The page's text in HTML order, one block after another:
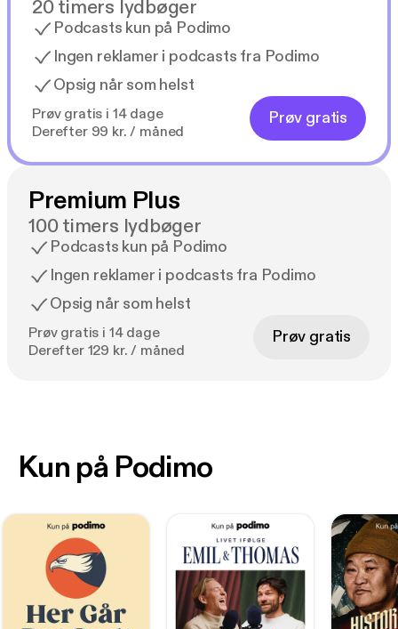
20 timers lydbøger
Podcasts kun på Podimo
Ingen reklamer i podcasts fra Podimo
Opsig når som helst
Prøv gratis i 14 dage
Derefter 99 kr. / måned
Prøv gratis
Premium Plus
100 timers lydbøger
Podcasts kun på Podimo
Ingen reklamer i podcasts fra Podimo
Opsig når som helst
Prøv gratis i 14 dage
Derefter 129 kr. / måned
Prøv gratis
Kun på Podimo